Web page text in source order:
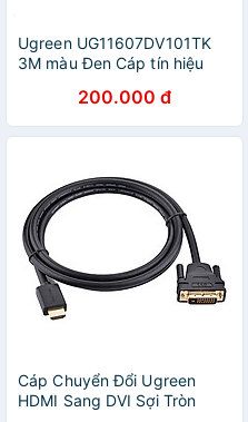
Ugreen UG11607DV101TK
3M màu Đen Cáp tín hiệu
200.000 đ
Cáp Chuyển Đổi Ugreen
HDMI Sang DVI Sợi Tròn